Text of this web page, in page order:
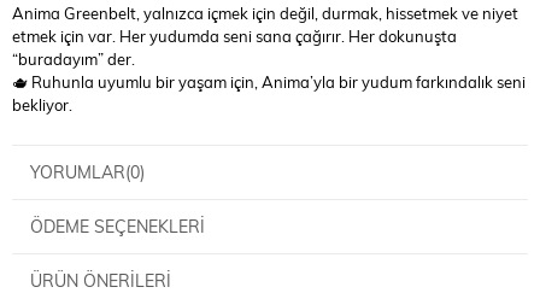
Anima Greenbelt, yalnızca içmek için değil, durmak, hissetmek ve niyet
etmek için var. Her yudumda seni sana çağırır. Her dokunuşta
“buradayım” der.
🫖 Ruhunla uyumlu bir yaşam için, Anima’yla bir yudum farkındalık seni
bekliyor.
YORUMLAR(0)
ÖDEME SEÇENEKLERI
ÜRÜN ÖNERILERI